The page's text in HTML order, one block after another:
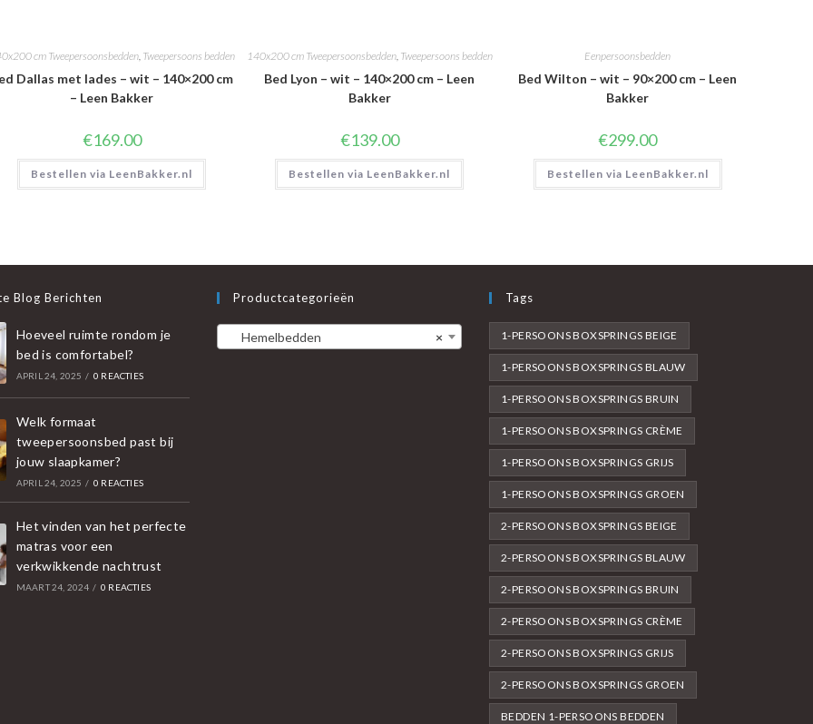
cm Tweepersoonsbedden, Tweepersoons bedden
Dallas met lades – wit – 140×200 cm
– Leen Bakker
€169.00
Bestellen via LeenBakker.nl
140x200 cm Tweepersoonsbedden, Tweepersoons bedden
Bed Lyon – wit – 140×200 cm – Leen
Bakker
€139.00
Bestellen via LeenBakker.nl
Eenpersoonsbedden
Bed Wilton – wit – 90×200 cm – Leen
Bakker
€299.00
Bestellen via LeenBakker.nl
Blog Berichten
Hoeveel ruimte rondom je
bed is comfortabel?
APRIL 24, 2025 / 0 REACTIES
Welk formaat
tweepersoonsbed past bij
jouw slaapkamer?
APRIL 24, 2025 / 0 REACTIES
Het vinden van het perfecte
matras voor een
verkwikkende nachtrust
MAART 24, 2024 / 0 REACTIES
Productcategorieën
×
Hemelbedden
Tags
1-PERSOONS BOXSPRINGS BEIGE
1-PERSOONS BOXSPRINGS BLAUW
1-PERSOONS BOXSPRINGS BRUIN
1-PERSOONS BOXSPRINGS CRÈME
1-PERSOONS BOXSPRINGS GRIJS
1-PERSOONS BOXSPRINGS GROEN
2-PERSOONS BOXSPRINGS BEIGE
2-PERSOONS BOXSPRINGS BLAUW
2-PERSOONS BOXSPRINGS BRUIN
2-PERSOONS BOXSPRINGS CRÈME
2-PERSOONS BOXSPRINGS GRIJS
2-PERSOONS BOXSPRINGS GROEN
BEDDEN 1-PERSOONS BEDDEN